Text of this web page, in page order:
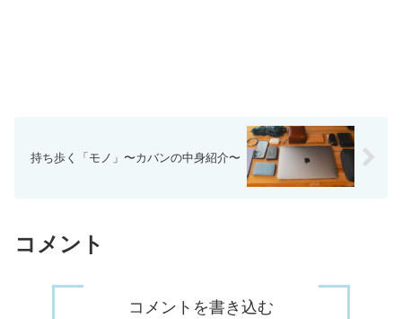
持ち歩く「モノ」〜カバンの中身紹介〜
コメント
コメントを書き込む